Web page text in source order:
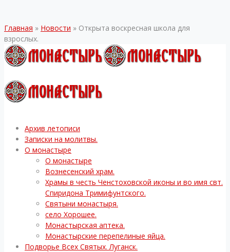
Главная » Новости » Открыта воскресная школа для
взрослых.
Архив летописи
Записки на молитвы.
О монастыре
О монастыре
Вознесенский храм.
Храмы в честь Ченстоховской иконы и во имя свт.
Спиридона Тримифунтского.
Святыни монастыря.
село Хорошее.
Монастырская аптека.
Монастырские перепелиные яйца.
Подворье Всех Святых. Луганск.